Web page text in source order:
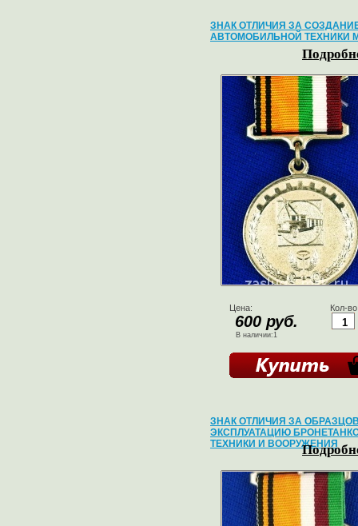
ЗНАК ОТЛИЧИЯ ЗА
АВТОМОБИЛЬНОЙ ТЕХНИКИ
Цена:
600 руб.
В наличии:1
Кол-
ЗНАК ОТЛИЧИЯ ЗА
ЭКСПЛУАТАЦИЮ
ТЕХНИКИ И ВООРУЖЕНИЯ